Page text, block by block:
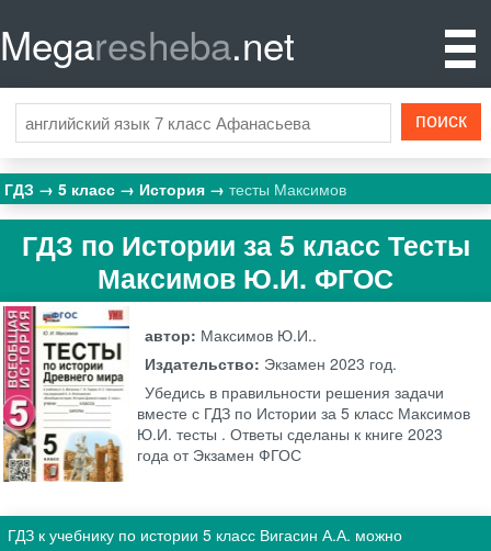
Megaresheba.net
ГДЗ 5 класс История тесты Максимов
ГДЗ по Истории за 5 класс Тесты
Максимов Ю.И. ФГОС
автор: Максимов Ю.И..
Издательство: Экзамен 2023 год.
Убедись в правильности решения задачи
вместе с ГДЗ по Истории за 5 класс Максимов
Ю.И. тесты . Ответы сделаны к книге 2023
года от Экзамен ФГОС
ГДЗ к учебнику по истории 5 класс Вигасин А.А. можно